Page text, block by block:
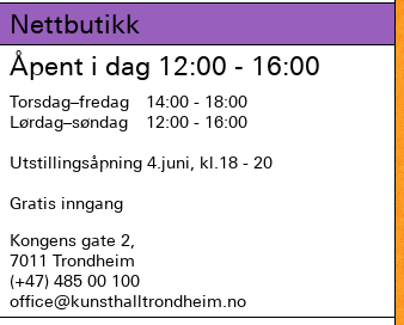
Nettbutikk
Åpent i dag 12:00 - 16:00
Torsdag–fredag
14:00 - 18:00
Lørdag–søndag 12:00 - 16:00
Utstillingsåpning 4.juni, kl.18 - 20
Gratis inngang
Kongens gate 2,
7011 Trondheim
(+47) 485 00 100
office@kunsthalltrondheim.no